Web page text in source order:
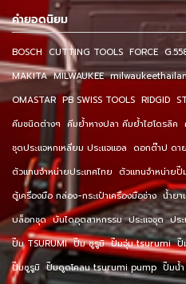
คำยอดนิยม
BOSCH CUTTING TOOLS FORCE
MAKITA MILWAUKEE
OMASTAR PB SWISS TOOLS RIDGID
คีมชนิดต่างๆ คีมย้ำหางปลา คีมย้ำไฮโดรลิค
ชุดประแจหกเหลี่ยม ประแจแอล ดอกต๊าป ดา
ตัวแทนจำหน่ายประเทศไทย ตัวแทนจำหน่าย
ตู้เครื่องมือ กล่อง-กระเป๋าเครื่องมือช่าง น้ำยา
บล็อกชุด บันไดอุตสาหกรรม ประแจชุด ปร
ปั๊ม TSURUMI ปั๊ม ซูรูมิ ปั๊มจุ่ม tsurumi ปั๊
ปั๊มซูรูมิ ปั๊มดูดโคลน tsurumi pump ปั๊มน้